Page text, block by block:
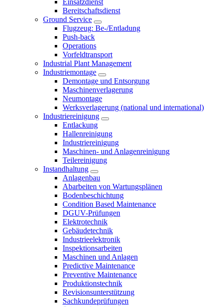
Einsatzdienst
Bereitschaftsdienst
Ground Service
Flugzeug: Be-/Entladung
Push-back
Operations
Vorfeldtransport
Industrial Plant Management
Industriemontage
Demontage und Entsorgung
Maschinenverlagerung
Neumontage
Werksverlagerung (national und international)
Industriereinigung
Entlackung
Hallenreinigung
Industriereinigung
Maschinen- und Anlagenreinigung
Teilereinigung
Instandhaltung
Anlagenbau
Abarbeiten von Wartungsplänen
Bodenbeschichtung
Condition Based Maintenance
DGUV-Prüfungen
Elektrotechnik
Gebäudetechnik
Industrieelektronik
Inspektionsarbeiten
Maschinen und Anlagen
Predictive Maintenance
Preventive Maintenance
Produktionstechnik
Revisionsunterstützung
Sachkundeprüfungen